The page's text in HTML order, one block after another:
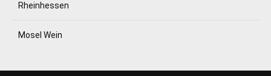
Rheinhessen
Mosel Wein